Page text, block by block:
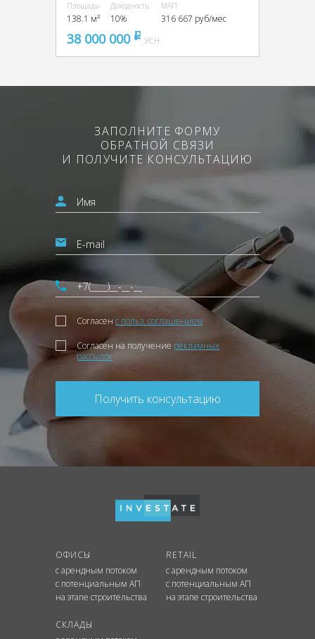
Площадь
138.1 м²
Доходность
10%
МАП
316 667 руб/мес
38 000 000 pуб
УСН
ЗАПОЛНИТЕ ФОРМУ
ОБРАТНОЙ СВЯЗИ
И ПОЛУЧИТЕ КОНСУЛЬТАЦИЮ
Согласен с польз. соглашением
Согласен на получение рекламных
рассылок
Получить консультацию
ОФИСЫ
с арендным потоком
с потенциальным АП
на этапе строительства
RETAIL
с арендным потоком
с потенциальным АП
на этапе строительства
СКЛАДЫ